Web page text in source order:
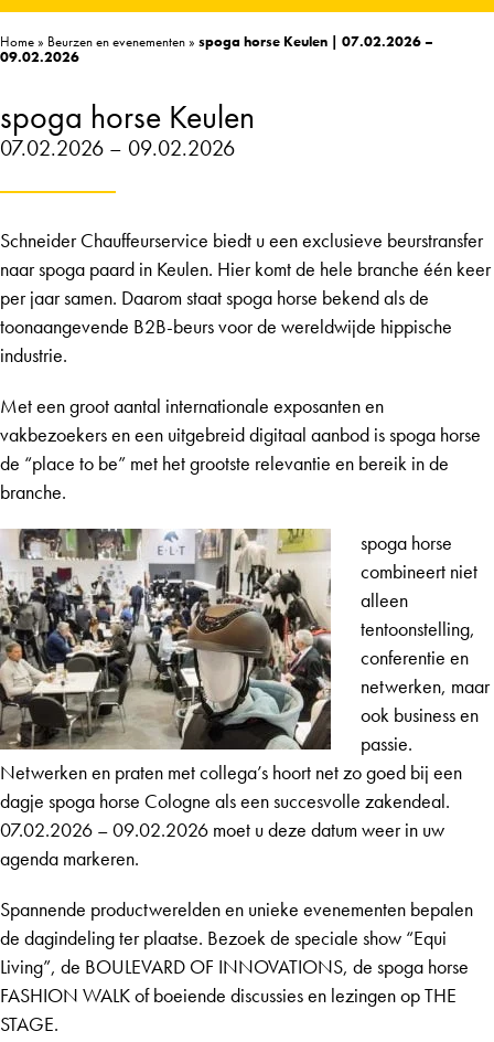
Home» Beurzen en evenementen» spoga horse Keulen | 07.02.2026 –
09.02.2026
spoga horse Keulen
07.02.2026 – 09.02.2026
Schneider Chauffeurservice biedt u een exclusieve beurstransfer
naar spoga paard in Keulen. Hier komt de hele branche één keer
per jaar samen. Daarom staat spoga horse bekend als de
toonaangevende B2B-beurs voor de wereldwijde hippische
industrie.
Met een groot aantal internationale exposanten en
vakbezoekers en een uitgebreid digitaal aanbod is spoga horse
de “place to be” met het grootste relevantie en bereik in de
branche.
spoga horse
combineert niet
alleen
tentoonstelling,
conferentie en
netwerken, maar
ook business en
passie.
Netwerken en praten met collega’s hoort net zo goed bij een
dagje spoga horse Cologne als een succesvolle zakendeal.
07.02.2026 – 09.02.2026 moet u deze datum weer in uw
agenda markeren.
Spannende productwerelden en unieke evenementen bepalen
de dagindeling ter plaatse. Bezoek de speciale show “Equi
Living”, de BOULEVARD OF INNOVATIONS, de spoga horse
FASHION WALK of boeiende discussies en lezingen op THE
STAGE.